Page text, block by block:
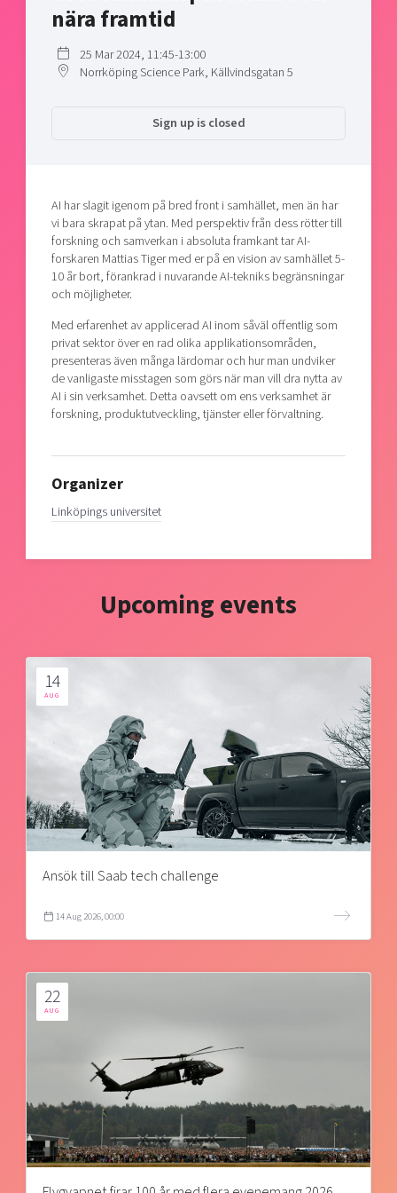
Shaping cities and regions
East Sweden Tech Women
Current offers and activities
Upscaling
Talent & skills
Startup & industry collaboration
Our community of companies
Projects
Publications
Reach out to us
Locations
Today's lunch in Mjärdevi
nära framtid
25 Mar 2024, 11:45-13:00
Norrköping Science Park, Källvindsgatan 5
Sign up is closed
AI har slagit igenom på bred front i samhället, men än har
vi bara skrapat på ytan. Med perspektiv från dess rötter till
forskning och samverkan i absoluta framkant tar AI-
forskaren Mattias Tiger med er på en vision av samhället 5-
10 år bort, förankrad i nuvarande AI-tekniks begränsningar
och möjligheter.
Med erfarenhet av applicerad AI inom såväl offentlig som
privat sektor över en rad olika applikationsområden,
presenteras även många lärdomar och hur man undviker
de vanligaste misstagen som görs när man vill dra nytta av
AI i sin verksamhet. Detta oavsett om ens verksamhet är
forskning, produktutveckling, tjänster eller förvaltning.
Organizer
Linköpings universitet
Upcoming events
14
AUG
Ansök till Saab tech challenge
14 Aug 2026, 00:00
22
AUG